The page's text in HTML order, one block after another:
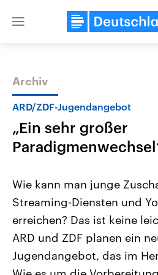
Close
Themen
Landtagswahl Sachsen-Anhalt
2026
Alle Informationen
Sachsen-Anhalt wählt am 6.
September 2026 einen neuen
Landtag. Seit 2021 wird das
Bundesland von einer Koalition aus
Archiv
ARD/ZDF-Jugendangebot
„Ein sehr großer
Wie kann man junge
Streaming-Diensten und
erreichen? Das ist keine
ARD und ZDF planen ein
Jugendangebot, das im